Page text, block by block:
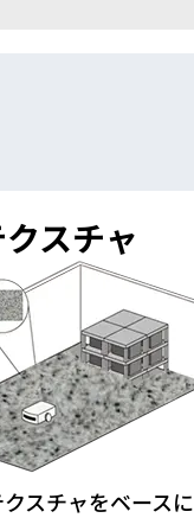
スチャ
スチャをベースに